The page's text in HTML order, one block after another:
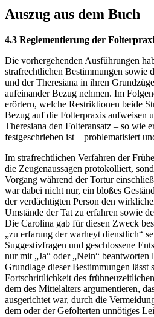
Auszug aus dem Buch
4.3 Reglementierung der
Die vorhergehenden Ausführungen
strafrechtlichen Bestimmungen sowie
und der Theresiana in ihren
aufeinander Bezug nehmen. Im
erörtern, welche Restriktionen beide
Bezug auf die Folterpraxis aufweisen
Theresiana den Folteransatz – so wie
festgeschrieben ist – problematisiert
Im strafrechtlichen Verfahren der
die Zeugenaussagen protokolliert,
Vorgang während der Tortur
war dabei nicht nur, ein bloßes
der verdächtigten Person den
Umstände der Tat zu erfahren sowie
Die Carolina gab für diesen Zweck
„zu erfarung der warheyt dienstlich“
Suggestivfragen und geschlossene
nur mit „Ja“ oder „Nein“
Grundlage dieser Bestimmungen lässt
Fortschrittlichkeit des
dem des Mittelalters argumentieren,
ausgerichtet war, durch die
dem oder der Gefolterten unnötiges